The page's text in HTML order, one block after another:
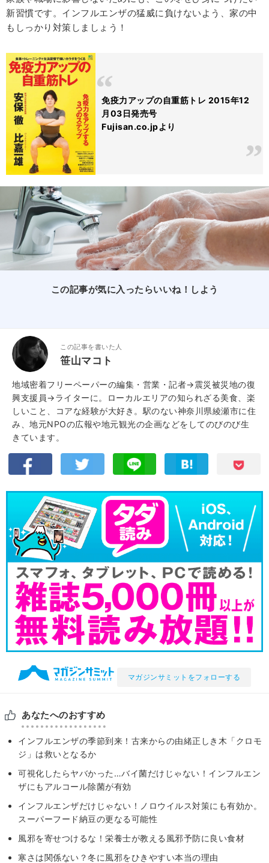
新習慣です。インフルエンザの猛威に負けないよう、家の中
もしっかり対策しましょう！
免疫力アップの自重筋トレ 2015年12
月03日発売号
Fujisan.co.jpより
この記事が気に入ったらいいね！しよう
この記事を書いた人
笹山マコト
地域密着フリーペーパーの編集・営業・記者→震災被災地の復
興支援員→ライターに。ローカルエリアの知られざる美食、楽
しいこと、コアな経験が大好き。駅のない神奈川県綾瀬市に住
み、地元NPOの広報や地元観光の企画などをしてのびのび生
きています。
マガジンサミットをフォローする
あなたへのおすすめ
インフルエンザの季節到来！古来からの由緒正しき木「クロモ
ジ」は救いとなるか
可視化したらヤバかった…バイ菌だけじゃない！インフルエン
ザにもアルコール除菌が有効
インフルエンザだけじゃない！ノロウイルス対策にも有効か。
スーパーフード納豆の更なる可能性
風邪を寄せつけるな！栄養士が教える風邪予防に良い食材
寒さは関係ない？冬に風邪をひきやすい本当の理由